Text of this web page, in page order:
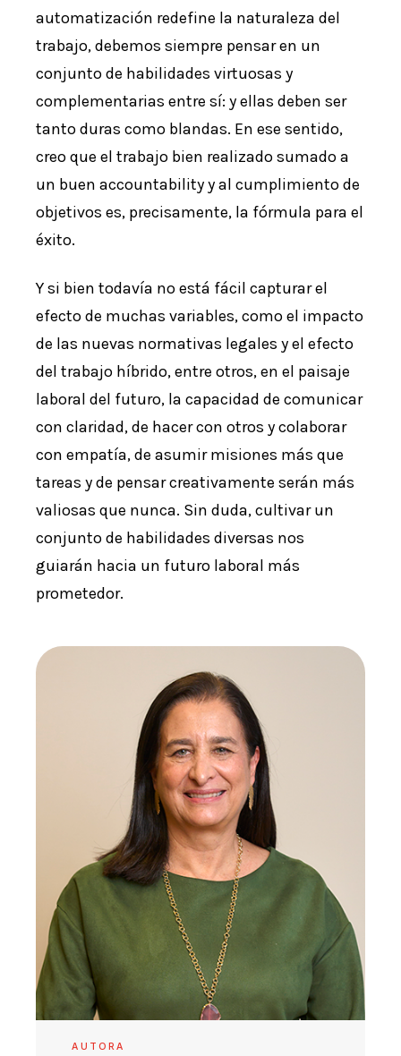
automatización redefine la naturaleza del
trabajo, debemos siempre pensar en un
conjunto de habilidades virtuosas y
complementarias entre sí: y ellas deben ser
tanto duras como blandas. En ese sentido,
creo que el trabajo bien realizado sumado a
un buen accountability y al cumplimiento de
objetivos es, precisamente, la fórmula para el
éxito.
Y si bien todavía no está fácil capturar el
efecto de muchas variables, como el impacto
de las nuevas normativas legales y el efecto
del trabajo híbrido, entre otros, en el paisaje
laboral del futuro, la capacidad de comunicar
con claridad, de hacer con otros y colaborar
con empatía, de asumir misiones más que
tareas y de pensar creativamente serán más
valiosas que nunca. Sin duda, cultivar un
conjunto de habilidades diversas nos
guiarán hacia un futuro laboral más
prometedor.
AUTORA